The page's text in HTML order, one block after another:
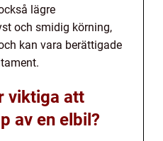
lägre
och smidig körning,
kan vara berättigade
viktiga att
av en elbil?